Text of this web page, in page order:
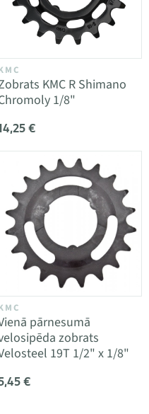
KMC R Shimano
1/8"
€
pārnesumā
zobrats
19T 1/2" x 1/8"
€